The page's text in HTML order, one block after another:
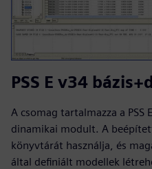
PSS E v34
A csomag tartalmazza a PSS
dinamikai modult. A
könyvtárát használja, és
által definiált modellek